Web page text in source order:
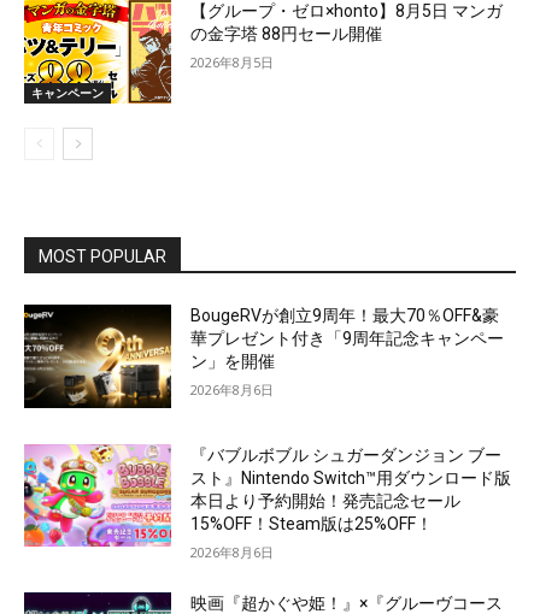
キャンペーン
【グループ・ゼロ×honto】8月5日 マンガ
の金字塔 88円セール開催
2026年8月5日
MOST POPULAR
BougeRVが創立9周年！最大70％OFF&豪
華プレゼント付き「9周年記念キャンペー
ン」を開催
2026年8月6日
『バブルボブル シュガーダンジョン ブー
スト』Nintendo Switch™用ダウンロード版
本日より予約開始！発売記念セール
15%OFF！Steam版は25%OFF！
2026年8月6日
映画『超かぐや姫！』×『グルーヴコース